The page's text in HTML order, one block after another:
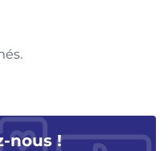
nous !